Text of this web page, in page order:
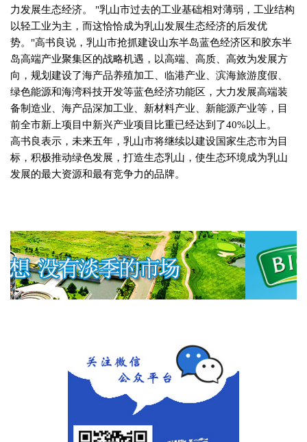
力发展生态经济。
"乳山市过去的工业基础相对薄弱，工业结构
以轻工业为主，而这恰恰成为乳山发展生态经济的后发优
势。 "高书良说，乳山市抢抓建设山东半岛蓝色经济区和胶东半
岛高端产业聚集区的战略机遇，以高端、高质、高效为发展方
向，规划建设了海产品养殖加工、临港产业、滨海旅游度假、
绿色能源和海湾科技开发等蓝色经济功能区，大力发展高端装
备制造业、海产品深加工业、新材料产业、新能源产业等，目
前全市新上项目中新兴产业项目比重已经达到了40%以上。
高书良表示，未来五年，乳山市将继续以建设国家生态市为目
标，积极推动绿色发展，打造生态乳山，使生态环境成为乳山
发展的最大资源和最有竞争力的品牌。